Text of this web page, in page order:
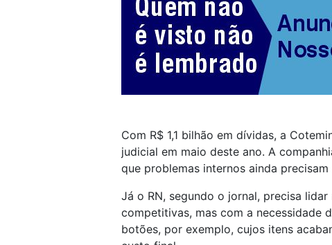
Com R$ 1,1 bilhão em dívidas, a
judicial em maio deste ano. A
que problemas internos ainda
Já o RN, segundo o jornal, precisa
competitivas, mas com a necessidade
botões, por exemplo, cujos itens